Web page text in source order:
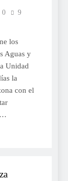
0
9
los
Aguas y
Unidad
la
con el